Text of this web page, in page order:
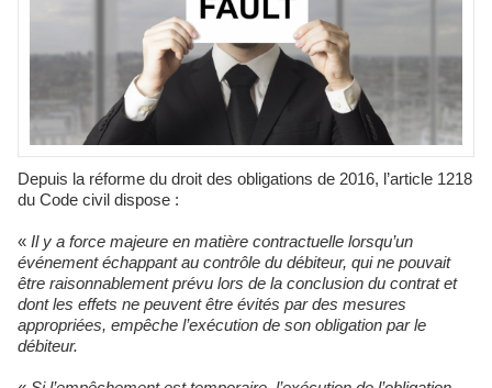
Depuis la réforme du droit des obligations de 2016, l’article 1218
du Code civil dispose :
« Il y a force majeure en matière contractuelle lorsqu’un
événement échappant au contrôle du débiteur, qui ne pouvait
être raisonnablement prévu lors de la conclusion du contrat et
dont les effets ne peuvent être évités par des mesures
appropriées, empêche l’exécution de son obligation par le
débiteur.